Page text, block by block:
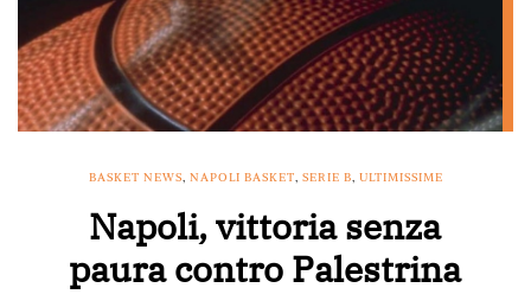
BASKET NEWS, NAPOLI BASKET, SERIE B, ULTIMISSIME
Napoli, vittoria senza
paura contro Palestrina